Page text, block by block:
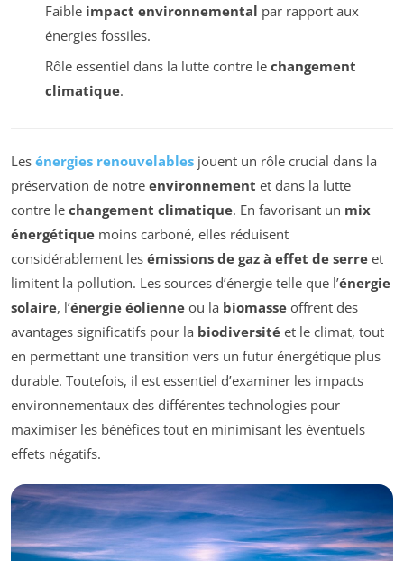
Faible impact environnemental par rapport aux
énergies fossiles.
Rôle essentiel dans la lutte contre le changement
climatique.
Les énergies renouvelables jouent un rôle crucial dans la
préservation de notre environnement et dans la lutte
contre le changement climatique. En favorisant un mix
énergétique moins carboné, elles réduisent
considérablement les émissions de gaz à effet de serre et
limitent la pollution. Les sources d’énergie telle que l’énergie
solaire, l’énergie éolienne ou la biomasse offrent des
avantages significatifs pour la biodiversité et le climat, tout
en permettant une transition vers un futur énergétique plus
durable. Toutefois, il est essentiel d’examiner les impacts
environnementaux des différentes technologies pour
maximiser les bénéfices tout en minimisant les éventuels
effets négatifs.